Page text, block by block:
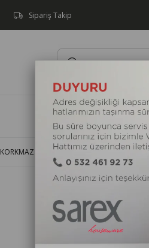
Sipariş Takip
Mutfak Aletleri
KORKMAZ A027 PERLA MİDİ